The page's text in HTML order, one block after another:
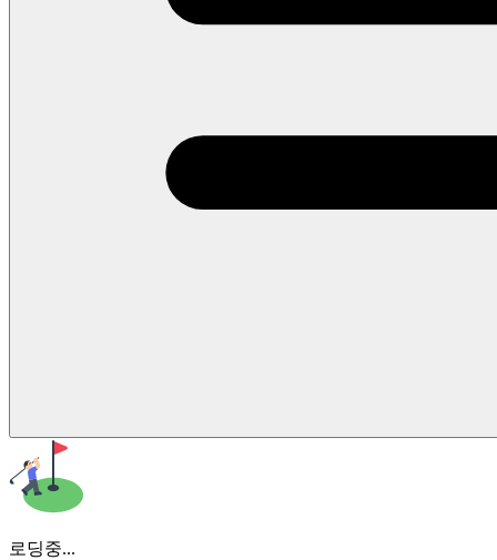
로딩중...